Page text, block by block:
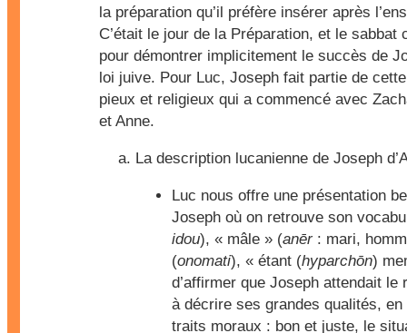
la préparation qu’il préfère insérer après
C’était le jour de la Préparation, et le sabbat
pour démontrer implicitement le succès de
loi juive. Pour Luc, Joseph fait partie de
pieux et religieux qui a commencé avec
et Anne.
La description lucanienne de Joseph
Luc nous offre une présentation
Joseph où on retrouve son
idou), « mâle » (anēr : mari,
(onomati), « étant (hyparchōn)
d’affirmer que Joseph attendait
à décrire ses grandes qualités,
traits moraux : bon et juste, le